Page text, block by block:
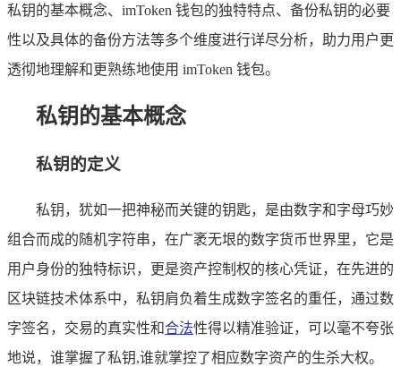
私钥的基本概念、imToken 钱包的独特特点、备份私钥的必要
性以及具体的备份方法等多个维度进行详尽分析，助力用户更
透彻地理解和更熟练地使用 imToken 钱包。
私钥的基本概念
私钥的定义
私钥，犹如一把神秘而关键的钥匙，是由数字和字母巧妙
组合而成的随机字符串，在广袤无垠的数字货币世界里，它是
用户身份的独特标识，更是资产控制权的核心凭证，在先进的
区块链技术体系中，私钥肩负着生成数字签名的重任，通过数
字签名，交易的真实性和合法性得以精准验证，可以毫不夸张
地说，谁掌握了私钥,谁就掌控了相应数字资产的生杀大权。